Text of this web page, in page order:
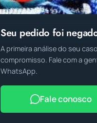
Seu pedido foi
A primeira análise do seu
compromisso. Fale com a
WhatsApp.
Fale conosco